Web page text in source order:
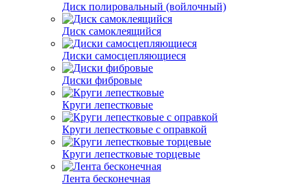
Диск полировальный (войлочный)
Диск самоклеящийся
Диски самосцепляющиеся
Диски фибровые
Круги лепестковые
Круги лепестковые с оправкой
Круги лепестковые торцевые
Лента бесконечная